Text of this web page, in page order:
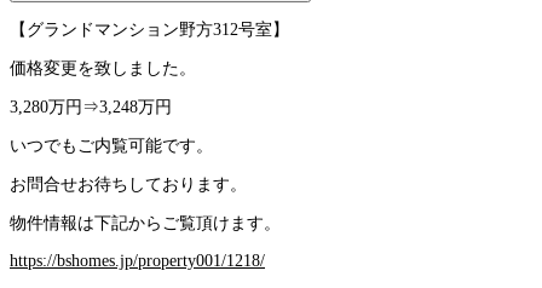
【グランドマンション野方312号室】
価格変更を致しました。
3,280万円⇒3,248万円
いつでもご内覧可能です。
お問合せお待ちしております。
物件情報は下記からご覧頂けます。
https://bshomes.jp/property001/1218/